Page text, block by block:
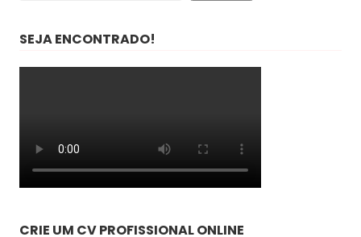
SEJA ENCONTRADO!
CRIE UM CV PROFISSIONAL ONLINE